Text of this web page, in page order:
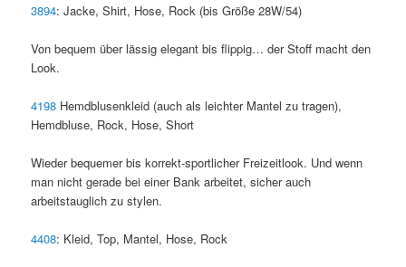
3894: Jacke, Shirt, Hose, Rock (bis Größe 28W/54)
Von bequem über lässig elegant bis flippig… der Stoff macht den
Look.
4198 Hemdblusenkleid (auch als leichter Mantel zu tragen),
Hemdbluse, Rock, Hose, Short
Wieder bequemer bis korrekt-sportlicher Freizeitlook. Und wenn
man nicht gerade bei einer Bank arbeitet, sicher auch
arbeitstauglich zu stylen.
4408: Kleid, Top, Mantel, Hose, Rock